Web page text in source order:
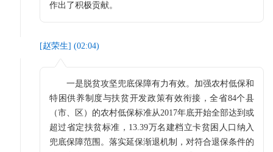
作出了积极贡献。
[赵荣生] (02:04)
一是脱贫攻坚兜底保障有力有效。加强农村低保和
特困供养制度与扶贫开发政策有效衔接，全省84个县
（市、区）的农村低保标准从2017年底开始全部达到或
超过省定扶贫标准，13.39万名建档立卡贫困人口纳入
兜底保障范围。落实延保渐退机制，对符合退保条件的